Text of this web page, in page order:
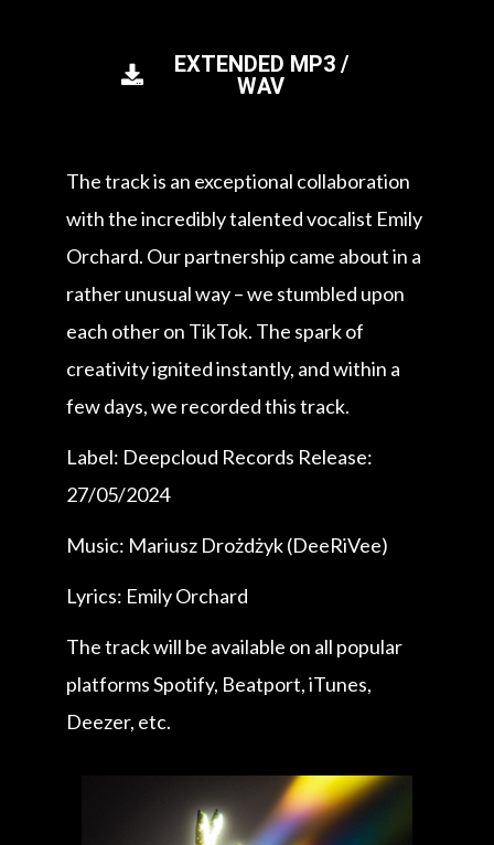
EXTENDED MP3 /
WAV
The track is an exceptional collaboration
with the incredibly talented vocalist Emily
Orchard. Our partnership came about in a
rather unusual way – we stumbled upon
each other on TikTok. The spark of
creativity ignited instantly, and within a
few days, we recorded this track.
Label: Deepcloud Records Release:
27/05/2024
Music: Mariusz Drożdżyk (DeeRiVee)
Lyrics: Emily Orchard
The track will be available on all popular
platforms Spotify, Beatport, iTunes,
Deezer, etc.